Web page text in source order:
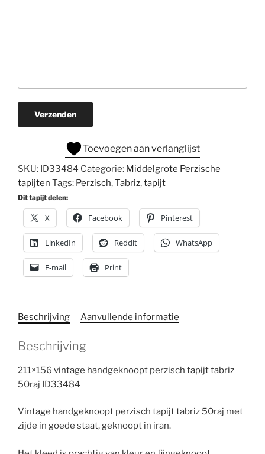
Verzenden
Toevoegen aan verlanglijst
SKU: ID33484 Categorie: Middelgrote Perzische
tapijten Tags: Perzisch,Tabriz,tapijt
Dit tapijt delen:
X Facebook Pinterest
LinkedIn Reddit WhatsApp
E-mail Print
Beschrijving Aanvullende informatie
Beschrijving
211×156 vintage handgeknoopt perzisch tapijt tabriz
50raj ID33484
Vintage handgeknoopt perzisch tapijt tabriz 50raj met
zijde in goede staat, geknoopt in iran.